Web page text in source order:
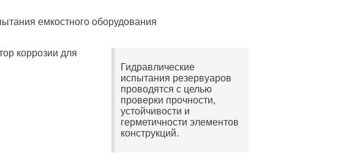
емкостного оборудования
Гидравлические
испытания резервуаров
проводятся с целью
проверки прочности,
устойчивости и
герметичности элементов
конструкций.